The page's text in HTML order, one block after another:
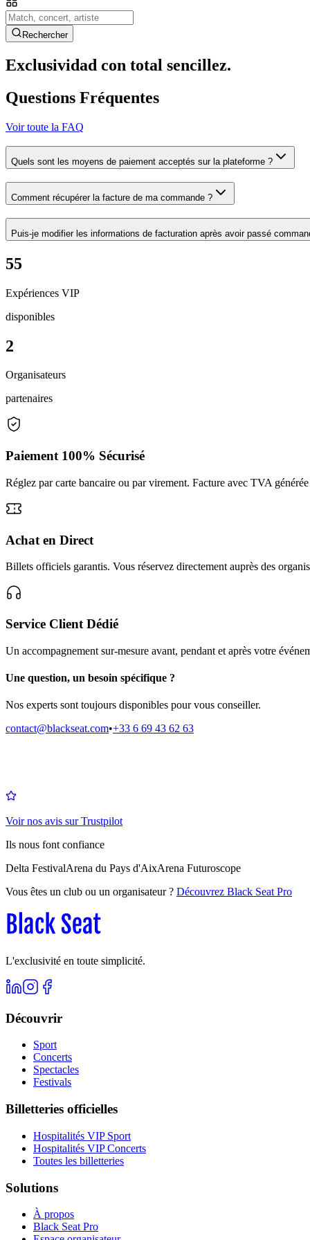
Rechercher
Exclusividad con total sencillez.
Questions Fréquentes
Voir toute la FAQ
Quels sont les moyens de paiement acceptés sur la plateforme ?
Comment récupérer la facture de ma commande ?
Puis-je modifier les informations de facturation après avoir passé
55
Expériences VIP
disponibles
2
Organisateurs
partenaires
Paiement 100% Sécurisé
Réglez par carte bancaire ou par virement. Facture avec TVA
Achat en Direct
Billets officiels garantis. Vous réservez directement auprès des
Service Client Dédié
Un accompagnement sur-mesure avant, pendant et après votre
Une question, un besoin spécifique ?
Nos experts sont toujours disponibles pour vous conseiller.
contact@blackseat.com•+33 6 69 43 62 63
Voir nos avis sur Trustpilot
Ils nous font confiance
Delta FestivalArena du Pays d'AixArena Futuroscope
Vous êtes un club ou un organisateur ? Découvrez Black Seat Pro
L'exclusivité en toute simplicité.
Découvrir
Sport
Concerts
Spectacles
Festivals
Billetteries officielles
Hospitalités VIP Sport
Hospitalités VIP Concerts
Toutes les billetteries
Solutions
À propos
Black Seat Pro